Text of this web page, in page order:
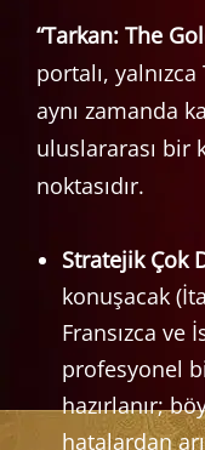
“Tarkan: The
portalı,
aynı zamanda
uluslararası bir
noktasıdır.
Stratejik Çok
konuşacak
Fransızca ve
profesyonel
hazırlanır;
hatalardan